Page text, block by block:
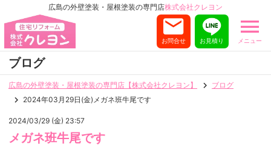
広島の外壁塗装・屋根塗装の専門店株式会社クレヨン
メニュー
お見積り
お問合せ
ブログ
広島の外壁塗装・屋根塗装の専門店【株式会社クレヨン】
ブログ
2024年03月29日(金)メガネ班牛尾です
2024/03/29 (金) 23:57
メガネ班牛尾です